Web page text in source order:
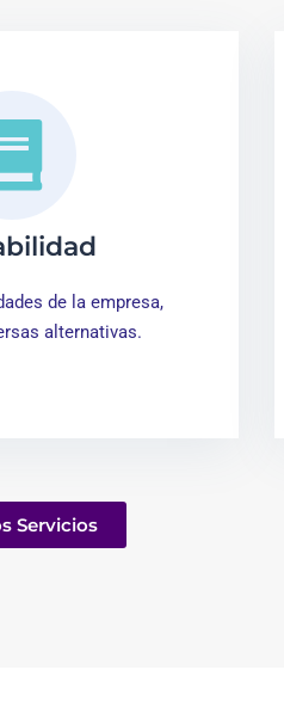
de la empresa,
alternativas.
Servicios